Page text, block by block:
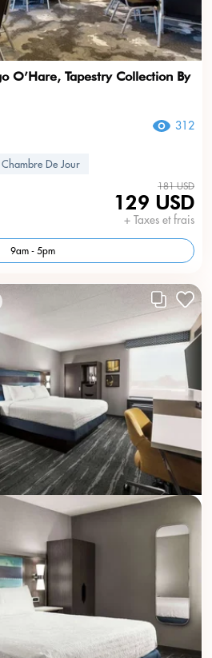
O’Hare, Tapestry Collection By
312
Chambre De Jour
181 USD
129 USD
+ Taxes et frais
9am - 5pm